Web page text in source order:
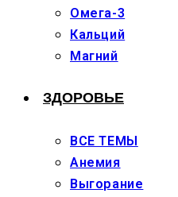
Омега-3
Кальций
Магний
ЗДОРОВЬЕ
ВСЕ ТЕМЫ
Анемия
Выгорание